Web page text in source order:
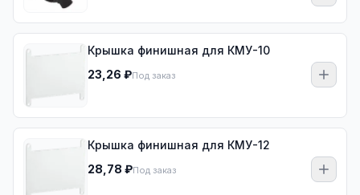
Крышка финишная для КМУ-10
23,26 ₽Под заказ
Крышка финишная для КМУ-12
28,78 ₽Под заказ